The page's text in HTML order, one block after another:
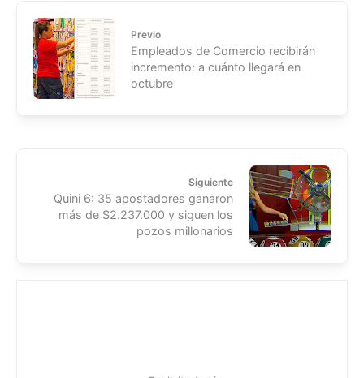
Previo
Empleados de Comercio recibirán
incremento: a cuánto llegará en
octubre
Siguiente
Quini 6: 35 apostadores ganaron
más de $2.237.000 y siguen los
pozos millonarios